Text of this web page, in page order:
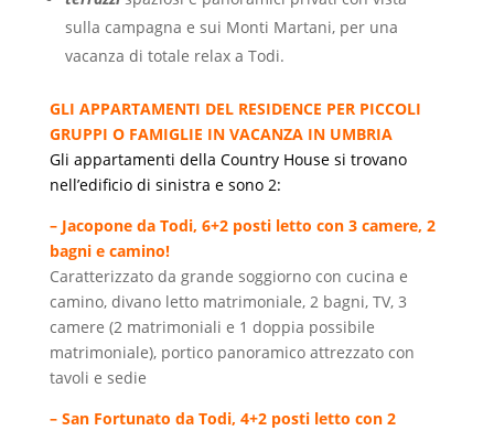
sulla campagna e sui Monti Martani, per una
vacanza di totale relax a Todi.
GLI APPARTAMENTI DEL RESIDENCE PER PICCOLI
GRUPPI O FAMIGLIE IN VACANZA IN UMBRIA
Gli appartamenti della Country House si trovano
nell’edificio di sinistra e sono 2:
– Jacopone da Todi, 6+2 posti letto con 3 camere, 2
bagni e camino!
Caratterizzato da grande soggiorno con cucina e
camino, divano letto matrimoniale, 2 bagni, TV, 3
camere (2 matrimoniali e 1 doppia possibile
matrimoniale), portico panoramico attrezzato con
tavoli e sedie
– San Fortunato da Todi, 4+2 posti letto con 2